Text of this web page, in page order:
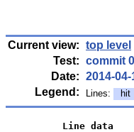
Current view: top level
Test: commit
Date: 2014-04-
Legend:
Lines: hit
Line data